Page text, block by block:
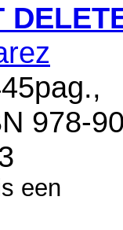
978-
een